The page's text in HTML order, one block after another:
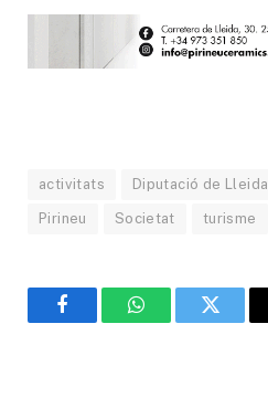
activitats Diputació de Lleida
Pirineu Societat turisme
FacebookWhatsAppTwitter